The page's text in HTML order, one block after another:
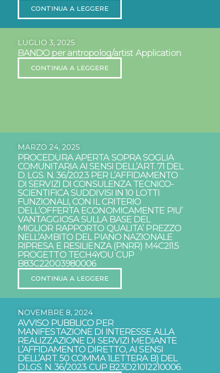
CONTINUA A LEGGERE
LUGLIO 3, 2025
BANDO per antropolog/artist Application
CONTINUA A LEGGERE
MARZO 24, 2025
PROCEDURA APERTA SOPRA SOGLIA
COMUNITARIA AI SENSI DELL’ART. 71 DEL
D. LGS. N. 36/2023 PER L’AFFIDAMENTO
DI SERVIZI DI CONSULENZA TECNICO-
SCIENTIFICA SUDDIVISI IN 10 LOTTI
FUNZIONALI, CON IL CRITERIO
DELL’OFFERTA ECONOMICAMENTE PIU’
VANTAGGIOSA SULLA BASE DEL
MIGLIOR RAPPORTO QUALITA’ PREZZO
NELL’AMBITO DEL PIANO NAZIONALE
RIPRESA E RESILIENZA (PNRR) M4C2I1.5
PROGETTO TECH4YOU CUP
B83C22003980006
CONTINUA A LEGGERE
NOVEMBRE 8, 2024
AVVISO PUBBLICO PER
MANIFESTAZIONE DI INTERESSE ALLA
REALIZZAZIONE DI SERVIZI MEDIANTE
L’AFFIDAMENTO DIRETTO, AI SENSI
DELL’ART. 50 COMMA 1LETTERA B) DEL
D.LGS. N. 36/2023 CUP B23D21012210006.